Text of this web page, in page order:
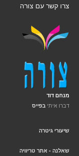
צרו קשר עם צורה
מנחם דוד
דברו איתי בפייס
שיעורי גיטרה
שאלנה - אתר טריוויה